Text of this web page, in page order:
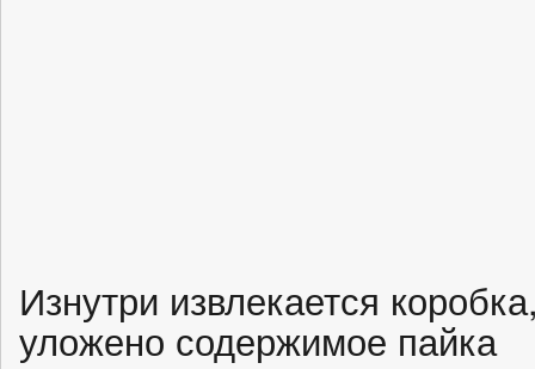
Изнутри извлекается
уложено содержимое пайка